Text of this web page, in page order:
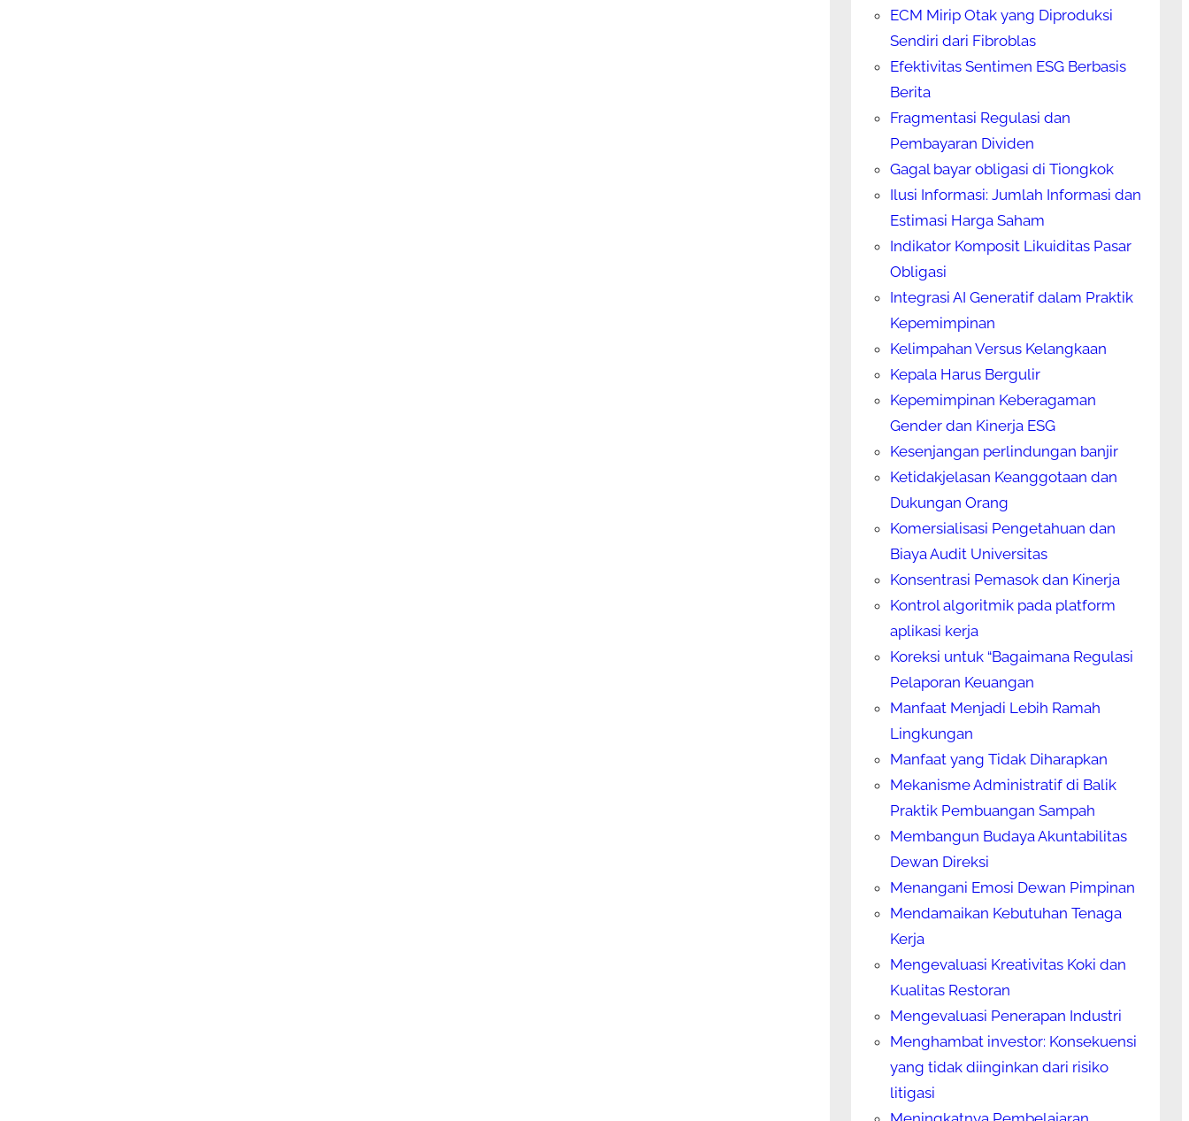
ECM Mirip Otak yang Diproduksi
Sendiri dari Fibroblas
Efektivitas Sentimen ESG Berbasis
Berita
Fragmentasi Regulasi dan
Pembayaran Dividen
Gagal bayar obligasi di Tiongkok
Ilusi Informasi: Jumlah Informasi dan
Estimasi Harga Saham
Indikator Komposit Likuiditas Pasar
Obligasi
Integrasi AI Generatif dalam Praktik
Kepemimpinan
Kelimpahan Versus Kelangkaan
Kepala Harus Bergulir
Kepemimpinan Keberagaman
Gender dan Kinerja ESG
Kesenjangan perlindungan banjir
Ketidakjelasan Keanggotaan dan
Dukungan Orang
Komersialisasi Pengetahuan dan
Biaya Audit Universitas
Konsentrasi Pemasok dan Kinerja
Kontrol algoritmik pada platform
aplikasi kerja
Koreksi untuk “Bagaimana Regulasi
Pelaporan Keuangan
Manfaat Menjadi Lebih Ramah
Lingkungan
Manfaat yang Tidak Diharapkan
Mekanisme Administratif di Balik
Praktik Pembuangan Sampah
Membangun Budaya Akuntabilitas
Dewan Direksi
Menangani Emosi Dewan Pimpinan
Mendamaikan Kebutuhan Tenaga
Kerja
Mengevaluasi Kreativitas Koki dan
Kualitas Restoran
Mengevaluasi Penerapan Industri
Menghambat investor: Konsekuensi
yang tidak diinginkan dari risiko
litigasi